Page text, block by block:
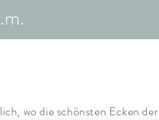
wo die schönsten Ecken der